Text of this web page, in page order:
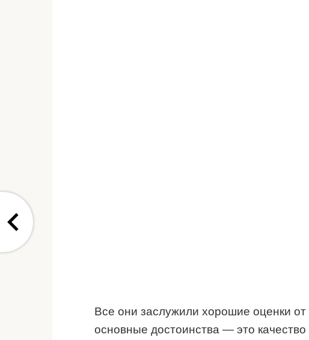
Все они заслужили хорошие оценки
основные достоинства — это качество